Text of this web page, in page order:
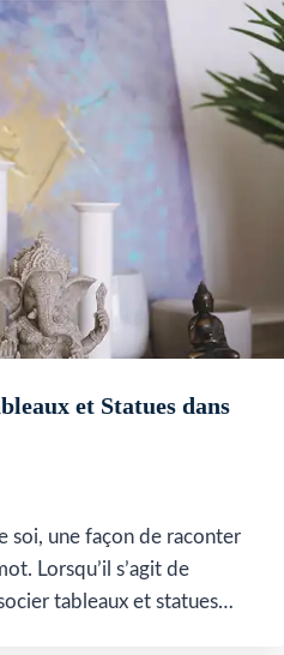
et Statues dans
soi, une façon de raconter
Lorsqu’il s’agit de
tableaux et statues…